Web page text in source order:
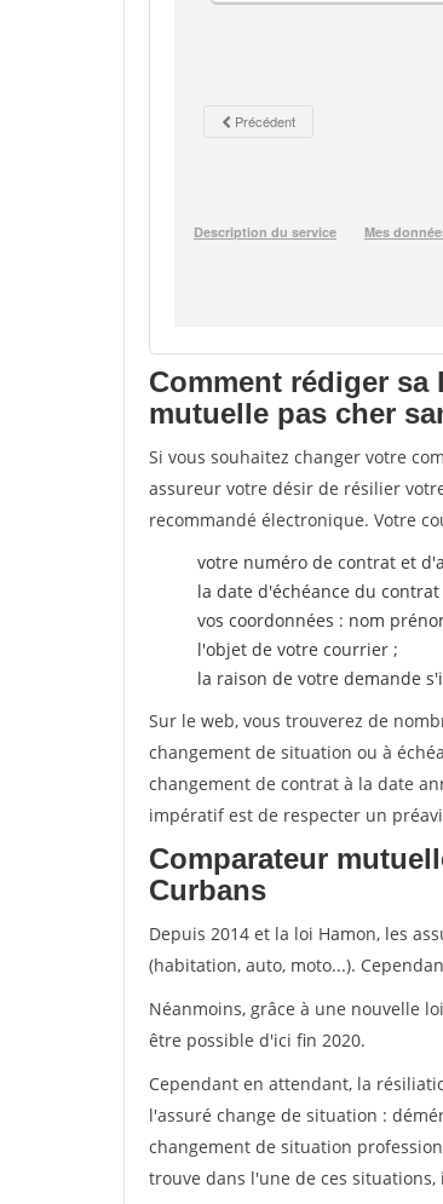
Comment rédiger
mutuelle pas cher
Si vous souhaitez changer votre
assureur votre désir de résilier
recommandé électronique. Votre
votre numéro de contrat et
la date d'échéance du contrat
vos coordonnées : nom
l'objet de votre courrier ;
la raison de votre demande
Sur le web, vous trouverez de
changement de situation ou à
changement de contrat à la date
impératif est de respecter un
Comparateur
Curbans
Depuis 2014 et la loi Hamon, les
(habitation, auto, moto...).
Néanmoins, grâce à une nouvelle
être possible d'ici fin 2020.
Cependant en attendant, la
l'assuré change de situation :
changement de situation
trouve dans l'une de ces